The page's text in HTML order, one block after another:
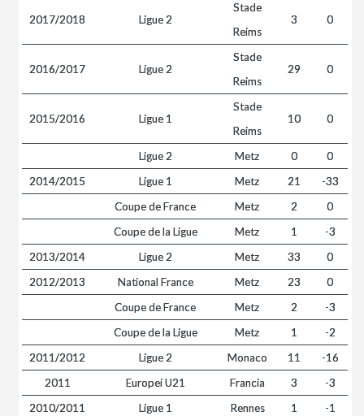
2017/2018 Ligue 2
Stade
Reims
3 0
2016/2017 Ligue 2
Stade
Reims
29 0
2015/2016 Ligue 1
Stade
Reims
10 0
Ligue 2 Metz 0
0
2014/2015
Ligue 1 Metz 21
-33
Coupe de France
Metz 2
0
Coupe de la Ligue
Metz 1
-3
2013/2014
Ligue 2 Metz 33
0
2012/2013
National France Metz 23
0
Coupe de France
Metz 2
-3
Coupe de la Ligue
Metz 1
-2
2011/2012
Ligue 2 Monaco 11
-16
2011
Europei U21 Francia 3
-3
2010/2011
Ligue 1 Rennes 1
-1